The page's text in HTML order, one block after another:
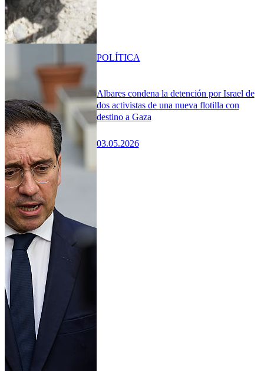
Albares condena la detención por Israel de
dos activistas de una nueva flotilla con
destino a Gaza
03.05.2026
POLÍTICA